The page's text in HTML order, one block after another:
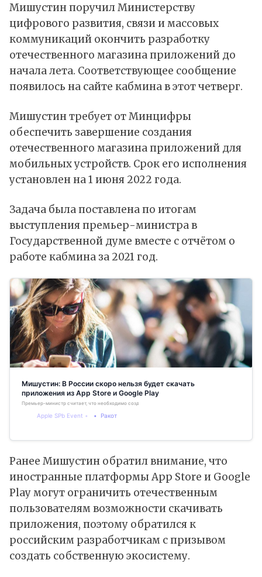
МишустинпоручилМинистерству
цифрового развития, связи и массовых
коммуникаций окончить разработку
отечественного магазина приложений до
начала лета. Соответствующее сообщение
появилось на сайте кабмина в этот четверг.
Мишустин требует от Минцифры
обеспечить завершение создания
отечественного магазина приложений для
мобильных устройств. Срок его исполнения
установлен на 1 июня 2022 года.
Задача была поставлена по итогам
выступления премьер-министра в
Государственной думе вместе с отчётом о
работе кабмина за 2021 год.
Мишустин: В России скоро нельзя будет скачать
приложения из App Store и Google Play
Премьер-министр считает, что необходимо создать собственный интернет-магазин
Apple SPb Event Ракот
Ранее Мишустин обратил внимание, что
иностранные платформы App Store и Google
Play могут ограничить отечественным
пользователям возможности скачивать
приложения, поэтому обратился к
российским разработчикам с призывом
создать собственную экосистему.